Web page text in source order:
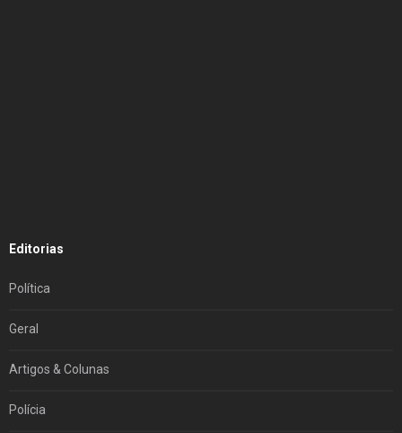
Editorias
Política
Geral
Artigos & Colunas
Polícia